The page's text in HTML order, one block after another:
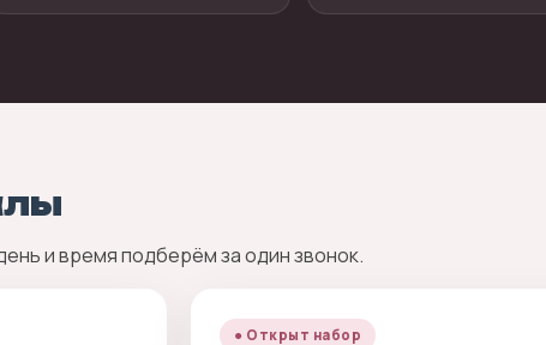
и время подберём за один звонок.
● Открыт набор